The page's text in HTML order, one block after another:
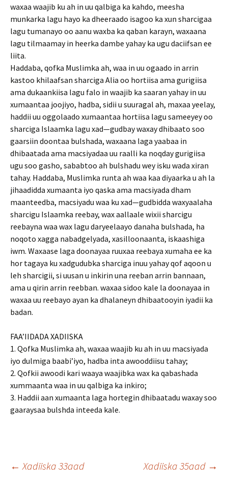
waxaa waajib ku ah in uu qalbiga ka kahdo, meesha
munkarka lagu hayo ka dheeraado isagoo ka xun sharcigaa
lagu tumanayo oo aanu waxba ka qaban karayn, waxaana
lagu tilmaamay in heerka dambe yahay ka ugu daciifsan ee
liita.
Haddaba, qofka Muslimka ah, waa in uu ogaado in arrin
kastoo khilaafsan sharciga Alia oo hortiisa ama gurigiisa
ama dukaankiisa lagu falo in waajib ka saaran yahay in uu
xumaantaa joojiyo, hadba, sidii u suuragal ah, maxaa yeelay,
haddii uu oggolaado xumaantaa hortiisa lagu sameeyey oo
sharciga Islaamka lagu xad—gudbay waxay dhibaato soo
gaarsiin doontaa bulshada, waxaana laga yaabaa in
dhibaatada ama macsiyadaa uu raalli ka noqday gurigiisa
ugu soo gasho, sababtoo ah bulshadu wey isku wada xiran
tahay. Haddaba, Muslimka runta ah waa kaa diyaarka u ah la
jihaadidda xumaanta iyo qaska ama macsiyada dham
maanteedba, macsiyadu waa ku xad—gudbidda waxyaalaha
sharcigu Islaamka reebay, wax aallaale wixii sharcigu
reebayna waa wax lagu daryeelaayo danaha bulshada, ha
noqoto xagga nabadgelyada, xasilloonaanta, iskaashiga
iwm. Waxaase laga doonayaa ruuxaa reebaya xumaha ee ka
hor tagaya ku xadgudubka sharciga inuu yahay qof aqoon u
leh sharcigii, si uusan u inkirin una reeban arrin bannaan,
ama u qirin arrin reebban. waxaa sidoo kale la doonayaa in
waxaa uu reebayo ayan ka dhalaneyn dhibaatooyin iyadii ka
badan.
FAA’IIDADA XADIISKA
1. Qofka Muslimka ah, waxaa waajib ku ah in uu macsiyada
iyo dulmiga baabi’iyo, hadba inta awooddiisu tahay;
2. Qofkii awoodi kari waaya waajibka wax ka qabashada
xummaanta waa in uu qalbiga ka inkiro;
3. Haddii aan xumaanta laga hortegin dhibaatadu waxay soo
gaaraysaa bulshda inteeda kale.
Post
← Xadiiska 33aad Xadiiska 35aad →